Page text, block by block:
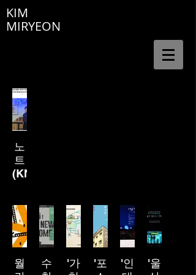
KIM
MIRYEON
노
트
(KNOT)
시
대
문
예
월
수
'가
'포
'인
'울